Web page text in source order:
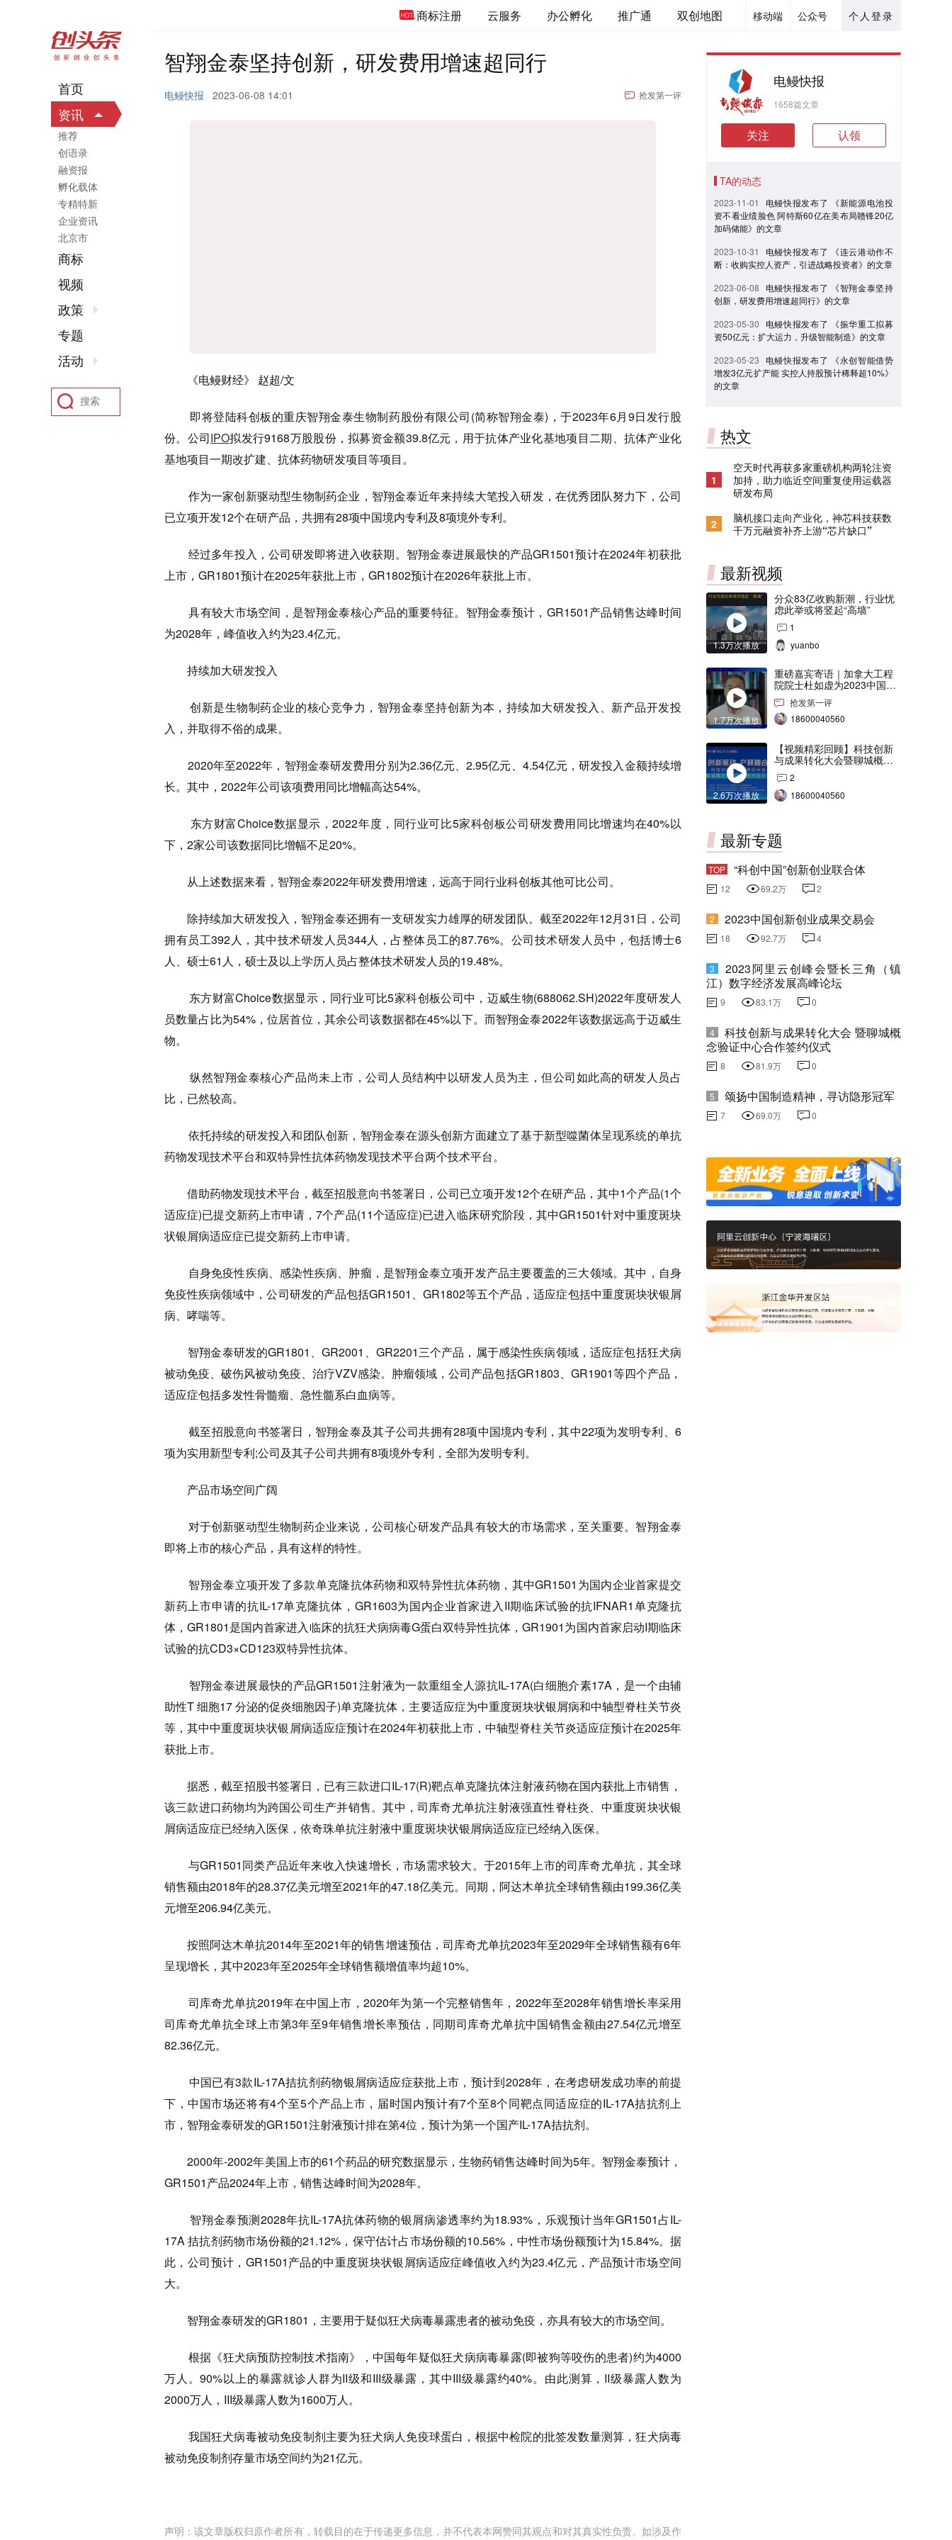
个人登录
公众号
移动端
商标注册 云服务 办公孵化 推广通 双创地图
智翔金泰坚持创新，研发费用增速超同行
电鳗快报 2023-06-08 14:01 抢发第一评
《电鳗财经》 赵超/文
即将登陆科创板的重庆智翔金泰生物制药股份有限公司(简称智翔金泰)，于2023年6月9日发行股
份。公司IPO拟发行9168万股股份，拟募资金额39.8亿元，用于抗体产业化基地项目二期、抗体产业化
基地项目一期改扩建、抗体药物研发项目等项目。
作为一家创新驱动型生物制药企业，智翔金泰近年来持续大笔投入研发，在优秀团队努力下，公司
已立项开发12个在研产品，共拥有28项中国境内专利及8项境外专利。
经过多年投入，公司研发即将进入收获期。智翔金泰进展最快的产品GR1501预计在2024年初获批
上市，GR1801预计在2025年获批上市，GR1802预计在2026年获批上市。
具有较大市场空间，是智翔金泰核心产品的重要特征。智翔金泰预计，GR1501产品销售达峰时间
为2028年，峰值收入约为23.4亿元。
持续加大研发投入
创新是生物制药企业的核心竞争力，智翔金泰坚持创新为本，持续加大研发投入、新产品开发投
入，并取得不俗的成果。
2020年至2022年，智翔金泰研发费用分别为2.36亿元、2.95亿元、4.54亿元，研发投入金额持续增
长。其中，2022年公司该项费用同比增幅高达54%。
东方财富Choice数据显示，2022年度，同行业可比5家科创板公司研发费用同比增速均在40%以
下，2家公司该数据同比增幅不足20%。
从上述数据来看，智翔金泰2022年研发费用增速，远高于同行业科创板其他可比公司。
除持续加大研发投入，智翔金泰还拥有一支研发实力雄厚的研发团队。截至2022年12月31日，公司
拥有员工392人，其中技术研发人员344人，占整体员工的87.76%。公司技术研发人员中，包括博士6
人、硕士61人，硕士及以上学历人员占整体技术研发人员的19.48%。
东方财富Choice数据显示，同行业可比5家科创板公司中，迈威生物(688062.SH)2022年度研发人
员数量占比为54%，位居首位，其余公司该数据都在45%以下。而智翔金泰2022年该数据远高于迈威生
物。
纵然智翔金泰核心产品尚未上市，公司人员结构中以研发人员为主，但公司如此高的研发人员占
比，已然较高。
依托持续的研发投入和团队创新，智翔金泰在源头创新方面建立了基于新型噬菌体呈现系统的单抗
药物发现技术平台和双特异性抗体药物发现技术平台两个技术平台。
借助药物发现技术平台，截至招股意向书签署日，公司已立项开发12个在研产品，其中1个产品(1个
适应症)已提交新药上市申请，7个产品(11个适应症)已进入临床研究阶段，其中GR1501针对中重度斑块
状银屑病适应症已提交新药上市申请。
自身免疫性疾病、感染性疾病、肿瘤，是智翔金泰立项开发产品主要覆盖的三大领域。其中，自身
免疫性疾病领域中，公司研发的产品包括GR1501、GR1802等五个产品，适应症包括中重度斑块状银屑
病、哮喘等。
智翔金泰研发的GR1801、GR2001、GR2201三个产品，属于感染性疾病领域，适应症包括狂犬病
被动免疫、破伤风被动免疫、治疗VZV感染。肿瘤领域，公司产品包括GR1803、GR1901等四个产品，
适应症包括多发性骨髓瘤、急性髓系白血病等。
截至招股意向书签署日，智翔金泰及其子公司共拥有28项中国境内专利，其中22项为发明专利、6
项为实用新型专利;公司及其子公司共拥有8项境外专利，全部为发明专利。
产品市场空间广阔
对于创新驱动型生物制药企业来说，公司核心研发产品具有较大的市场需求，至关重要。智翔金泰
即将上市的核心产品，具有这样的特性。
智翔金泰立项开发了多款单克隆抗体药物和双特异性抗体药物，其中GR1501为国内企业首家提交
新药上市申请的抗IL-17单克隆抗体，GR1603为国内企业首家进入II期临床试验的抗IFNAR1单克隆抗
体，GR1801是国内首家进入临床的抗狂犬病病毒G蛋白双特异性抗体，GR1901为国内首家启动I期临床
试验的抗CD3×CD123双特异性抗体。
智翔金泰进展最快的产品GR1501注射液为一款重组全人源抗IL-17A(白细胞介素17A，是一个由辅
助性T 细胞17 分泌的促炎细胞因子)单克隆抗体，主要适应症为中重度斑块状银屑病和中轴型脊柱关节炎
等，其中中重度斑块状银屑病适应症预计在2024年初获批上市，中轴型脊柱关节炎适应症预计在2025年
获批上市。
据悉，截至招股书签署日，已有三款进口IL-17(R)靶点单克隆抗体注射液药物在国内获批上市销售，
该三款进口药物均为跨国公司生产并销售。其中，司库奇尤单抗注射液强直性脊柱炎、中重度斑块状银
屑病适应症已经纳入医保，依奇珠单抗注射液中重度斑块状银屑病适应症已经纳入医保。
与GR1501同类产品近年来收入快速增长，市场需求较大。于2015年上市的司库奇尤单抗，其全球
销售额由2018年的28.37亿美元增至2021年的47.18亿美元。同期，阿达木单抗全球销售额由199.36亿美
元增至206.94亿美元。
按照阿达木单抗2014年至2021年的销售增速预估，司库奇尤单抗2023年至2029年全球销售额有6年
呈现增长，其中2023年至2025年全球销售额增值率均超10%。
司库奇尤单抗2019年在中国上市，2020年为第一个完整销售年，2022年至2028年销售增长率采用
司库奇尤单抗全球上市第3年至9年销售增长率预估，同期司库奇尤单抗中国销售金额由27.54亿元增至
82.36亿元。
中国已有3款IL-17A拮抗剂药物银屑病适应症获批上市，预计到2028年，在考虑研发成功率的前提
下，中国市场还将有4个至5个产品上市，届时国内预计有7个至8个同靶点同适应症的IL-17A拮抗剂上
市，智翔金泰研发的GR1501注射液预计排在第4位，预计为第一个国产IL-17A拮抗剂。
2000年-2002年美国上市的61个药品的研究数据显示，生物药销售达峰时间为5年。智翔金泰预计，
GR1501产品2024年上市，销售达峰时间为2028年。
智翔金泰预测2028年抗IL-17A抗体药物的银屑病渗透率约为18.93%，乐观预计当年GR1501占IL-
17A 拮抗剂药物市场份额的21.12%，保守估计占市场份额的10.56%，中性市场份额预计为15.84%。据
此，公司预计，GR1501产品的中重度斑块状银屑病适应症峰值收入约为23.4亿元，产品预计市场空间
大。
智翔金泰研发的GR1801，主要用于疑似狂犬病毒暴露患者的被动免疫，亦具有较大的市场空间。
根据《狂犬病预防控制技术指南》，中国每年疑似狂犬病病毒暴露(即被狗等咬伤的患者)约为4000
万人。90%以上的暴露就诊人群为II级和III级暴露，其中III级暴露约40%。由此测算，II级暴露人数为
2000万人，III级暴露人数为1600万人。
我国狂犬病毒被动免疫制剂主要为狂犬病人免疫球蛋白，根据中检院的批签发数量测算，狂犬病毒
被动免疫制剂存量市场空间约为21亿元。
声明：该文章版权归原作者所有，转载目的在于传递更多信息，并不代表本网赞同其观点和对其真实性负责。如涉及作
电鳗快报
1658篇文章
关注 认领
TA的动态
2023-11-01
电鳗快报发布了 《新能源电池投
资不看业绩脸色 阿特斯60亿在美布局赣锋20亿
加码储能》的文章
2023-10-31
电鳗快报发布了 《连云港动作不
断：收购实控人资产，引进战略投资者》的文章
2023-06-08 电鳗快报发布了 《智翔金泰坚持
创新，研发费用增速超同行》的文章
2023-05-30 电鳗快报发布了 《振华重工拟募
资50亿元：扩大运力，升级智能制造》的文章
2023-05-23 电鳗快报发布了 《永创智能借势
增发3亿元扩产能 实控人持股预计稀释超10%》
的文章
热文
1
空天时代再获多家重磅机构两轮注资
加持，助力临近空间重复使用运载器
研发布局
2
脑机接口走向产业化，神芯科技获数
千万元融资补齐上游“芯片缺口”
最新视频
1.3万次播放
分众83亿收购新潮，行业忧
虑此举或将竖起“高墙”
1
yuanbo
1.7万次播放
重磅嘉宾寄语｜加拿大工程
院院士杜如虚为2023中国创
交会打Call！
抢发第一评
18600040560
2.6万次播放
【视频精彩回顾】科技创新
与成果转化大会暨聊城概念
验证中心合作签约仪式
2
18600040560
最新专题
TOP “科创中国”创新创业联合体
12 69.2万 2
2 2023中国创新创业成果交易会
18 92.7万 4
3
2023阿里云创峰会暨长三角（镇
江）数字经济发展高峰论坛
9 83.1万 0
4
科技创新与成果转化大会 暨聊城概
念验证中心合作签约仪式
8 81.9万 0
5 颂扬中国制造精神，寻访隐形冠军
7 69.0万 0
首页
资讯
推荐
创语录
融资报
孵化载体
专精特新
企业资讯
北京市
商标
视频
政策
专题
活动